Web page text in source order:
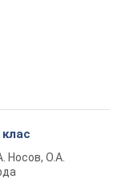
клас
Носов, О.А.